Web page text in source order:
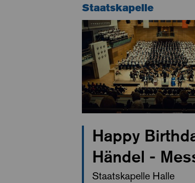
Staatskapelle
Happy
Händel -
Staatskapelle Halle